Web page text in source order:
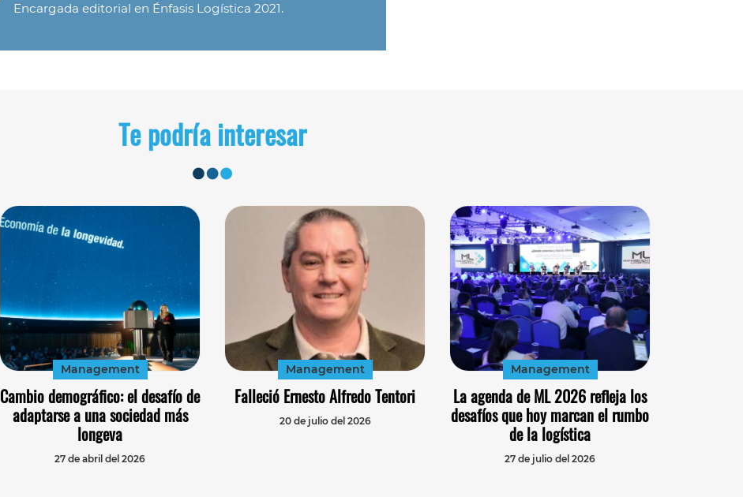
Encargada editorial en Énfasis Logística 2021.
Te podría interesar
Management
Cambio demográfico: el desafío de
adaptarse a una sociedad más
longeva
27 de abril del 2026
Management
Falleció Ernesto Alfredo Tentori
20 de julio del 2026
Management
La agenda de ML 2026 refleja los
desafíos que hoy marcan el rumbo
de la logística
27 de julio del 2026